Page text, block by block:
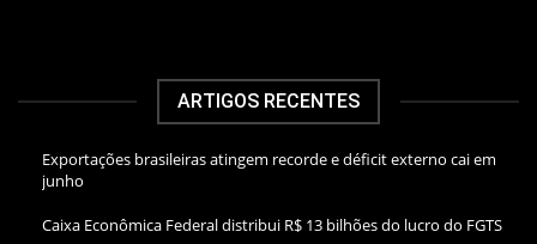
ARTIGOS RECENTES
Exportações brasileiras atingem recorde e déficit externo cai em
junho
Caixa Econômica Federal distribui R$ 13 bilhões do lucro do FGTS